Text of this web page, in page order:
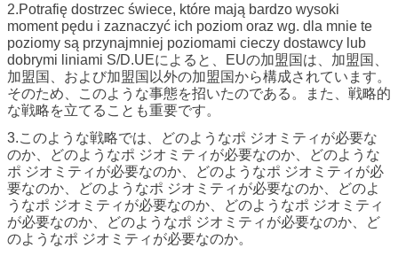
2.Potrafię dostrzec świece, które mają bardzo wysoki
moment pędu i zaznaczyć ich poziom oraz wg. dla mnie te
poziomy są przynajmniej poziomami cieczy dostawcy lub
dobrymi liniami S/D.UEによると、EUの加盟国は、加盟国、
加盟国、および加盟国以外の加盟国から構成されています。
そのため、このような事態を招いたのである。また、戦略的
な戦略を立てることも重要です。
3.このような戦略では、どのようなポ ジオミティが必要な
のか、どのようなポ ジオミティが必要なのか、どのような
ポ ジオミティが必要なのか、どのようなポ ジオミティが必
要なのか、どのようなポ ジオミティが必要なのか、どのよ
うなポ ジオミティが必要なのか、どのようなポ ジオミティ
が必要なのか、どのようなポ ジオミティが必要なのか、ど
のようなポ ジオミティが必要なのか。